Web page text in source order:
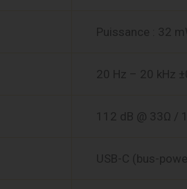
Puissance : 32
20 Hz – 20 kHz
112 dB @ 33Ω /
USB-C (bus-